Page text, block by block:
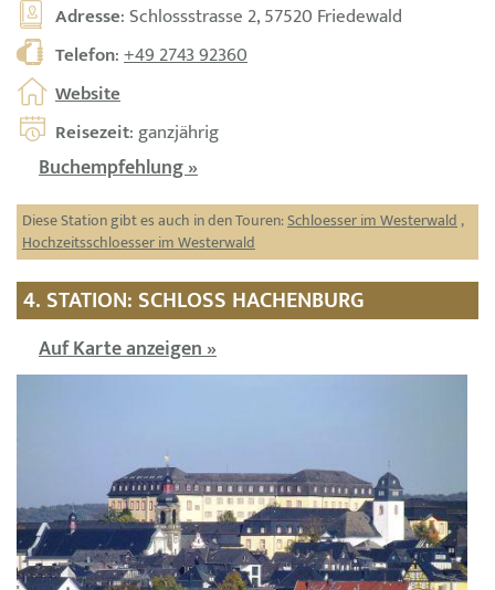
Adresse: Schlossstrasse 2, 57520 Friedewald
Telefon:+49 2743 92360
Website
Reisezeit: ganzjährig
Buchempfehlung »
Diese Station gibt es auch in den Touren:Schloesser im Westerwald,
Hochzeitsschloesser im Westerwald
4. STATION: SCHLOSS HACHENBURG
Auf Karte anzeigen »